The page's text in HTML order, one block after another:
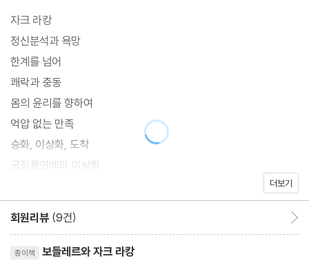
자크 라캉
정신분석과 욕망
한계를 넘어
쾌락과 충동
몸의 윤리를 향하여
억압 없는 만족
승화, 이상화, 도착
궁정풍연애와 이상화
아름다운 안티고네
사랑의 윤리
더보기
회원리뷰 (9건)
종이책 보들레르와 자크 라캉